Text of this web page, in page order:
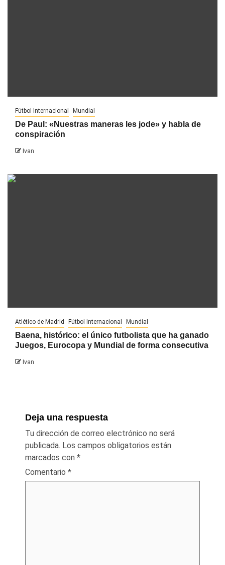
Fútbol Internacional Mundial
De Paul: «Nuestras maneras les jode» y habla de
conspiración
Ivan
Atlético de Madrid Fútbol Internacional Mundial
Baena, histórico: el único futbolista que ha ganado
Juegos, Eurocopa y Mundial de forma consecutiva
Ivan
Deja una respuesta
Tu dirección de correo electrónico no será
publicada. Los campos obligatorios están
marcados con *
Comentario *